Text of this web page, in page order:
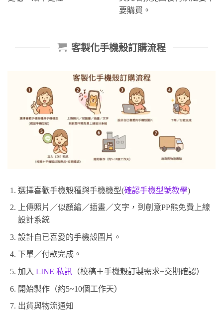
要購買。
客製化手機殼訂購流程
選擇喜歡手機殼種與手機機型(確認手機型號教學)
上傳照片／似顏繪／插畫／文字，到創意PP熊免費上線
設計系統
設計自已喜愛的手機殼圖片。
下單／付款完成。
加入 LINE 私訊（校稿＋手機殼訂製需求+交期確認）
開始製作（約5~10個工作天）
出貨與物流通知